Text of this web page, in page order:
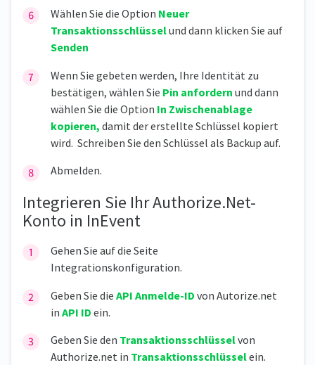
Wählen Sie die Option Neuer
Transaktionsschlüsselund dann klicken Sie auf
Senden
Wenn Sie gebeten werden, Ihre Identität zu
bestätigen, wählen Sie Pin anfordern und dann
wählen Sie die Option In Zwischenablage
kopieren, damit der erstellte Schlüssel kopiert
wird. Schreiben Sie den Schlüssel als Backup auf.
Abmelden.
Integrieren Sie Ihr Authorize.Net-
Konto in InEvent
Gehen Sie auf die Seite
Integrationskonfiguration.
Geben Sie die API Anmelde-ID von Autorize.net
in API ID ein.
Geben Sie den Transaktionsschlüsselvon
Authorize.net in Transaktionsschlüsselein.